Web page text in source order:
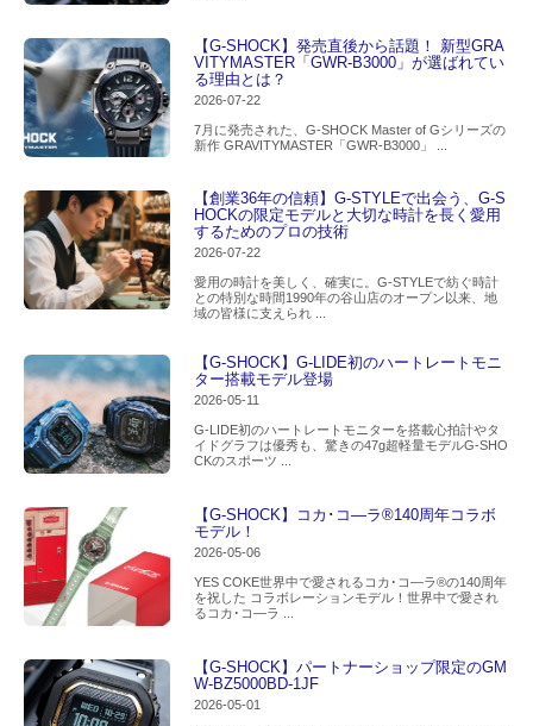
【G-SHOCK】発売直後から話題！ 新型GRA
VITYMASTER「GWR-B3000」が選ばれてい
る理由とは？
2026-07-22
7月に発売された、G-SHOCK Master of Gシリーズの
新作 GRAVITYMASTER「GWR-B3000」 ...
【創業36年の信頼】G-STYLEで出会う、G-S
HOCKの限定モデルと大切な時計を長く愛用
するためのプロの技術
2026-07-22
愛用の時計を美しく、確実に。G-STYLEで紡ぐ時計
との特別な時間1990年の谷山店のオープン以来、地
域の皆様に支えられ ...
【G-SHOCK】G-LIDE初のハートレートモニ
ター搭載モデル登場
2026-05-11
G-LIDE初のハートレートモニターを搭載心拍計やタ
イドグラフは優秀も、驚きの47g超軽量モデルG-SHO
CKのスポーツ ...
【G-SHOCK】コカ･コ―ラ®140周年コラボ
モデル！
2026-05-06
YES COKE世界中で愛されるコカ･コ―ラ®の140周年
を祝した コラボレーションモデル！世界中で愛され
るコカ･コ―ラ ...
【G-SHOCK】パートナーショップ限定のGM
W-BZ5000BD-1JF
2026-05-01